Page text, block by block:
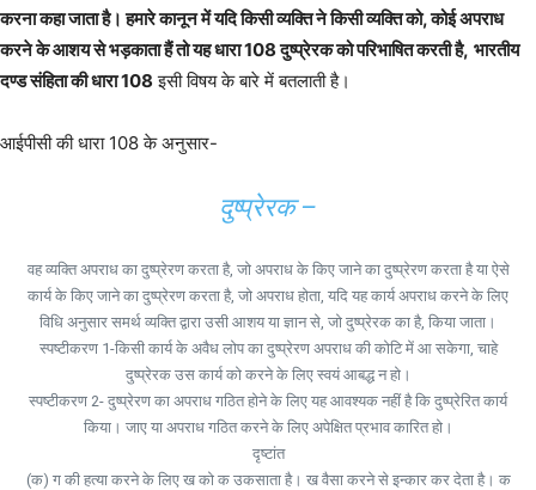
करना कहा जाता है। हमारे कानून में यदि किसी व्यक्ति ने किसी व्यक्ति को, कोई अपराध
करने के आशय से भड़काता हैं तो यह धारा 108 दुष्प्रेरक को परिभाषित करती है, भारतीय
दण्ड संहिता की धारा 108 इसी विषय के बारे में बतलाती है।
आईपीसी की धारा 108 के अनुसार-
दुष्प्रेरक –
वह व्यक्ति अपराध का दुष्प्रेरण करता है, जो अपराध के किए जाने का दुष्प्रेरण करता है या ऐसे
कार्य के किए जाने का दुष्प्रेरण करता है, जो अपराध होता, यदि यह कार्य अपराध करने के लिए
विधि अनुसार समर्थ व्यक्ति द्वारा उसी आशय या ज्ञान से, जो दुष्प्रेरक का है, किया जाता।
स्पष्टीकरण 1-किसी कार्य के अवैध लोप का दुष्प्रेरण अपराध की कोटि में आ सकेगा, चाहे
दुष्प्रेरक उस कार्य को करने के लिए स्वयं आबद्ध न हो।
स्पष्टीकरण 2- दुष्प्रेरण का अपराध गठित होने के लिए यह आवश्यक नहीं है कि दुष्प्रेरित कार्य
किया। जाए या अपराध गठित करने के लिए अपेक्षित प्रभाव कारित हो।
दृष्टांत
(क) ग की हत्या करने के लिए ख को क उकसाता है। ख वैसा करने से इन्कार कर देता है। क